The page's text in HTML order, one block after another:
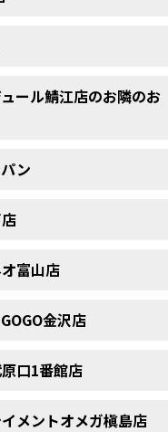
ール鯖江店のお隣のお
ン
富山店
金沢店
口1番館店
メントオメガ槇島店